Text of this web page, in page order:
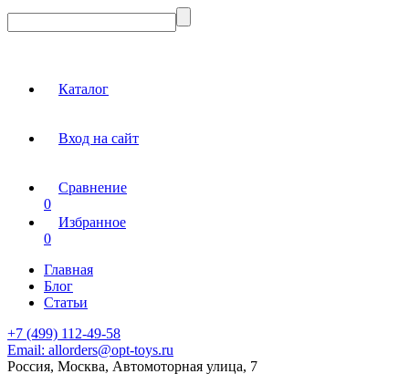
Каталог
Вход на сайт
Сравнение
0
Избранное
0
Главная
Блог
Статьи
+7 (499) 112-49-58
Email: allorders@opt-toys.ru
Россия, Москва, Автомоторная улица, 7